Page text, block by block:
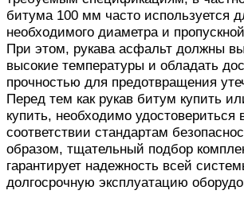
битума 100 мм часто используется
необходимого диаметра и
При этом, рукава асфальт должны
высокие температуры и обладать
прочностью для предотвращения
Перед тем как рукав битум купить
купить, необходимо удостовериться
соответствии стандартам
образом, тщательный подбор
гарантирует надежность всей
долгосрочную эксплуатацию